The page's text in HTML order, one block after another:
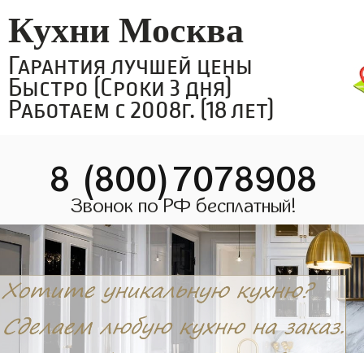
Кухни Москва
Гарантия лучшей цены
Быстро (Сроки 3 дня)
Работаем с 2008г. (18 лет)
8 (800)7078908
Звонок по РФ бесплатный!